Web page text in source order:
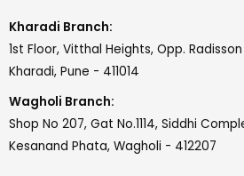
Kharadi Branch:
1st Floor, Vitthal Heights, Opp.
Kharadi, Pune - 411014
Wagholi Branch:
Shop No 207, Gat No.1114, Siddhi
Kesanand Phata, Wagholi - 412207